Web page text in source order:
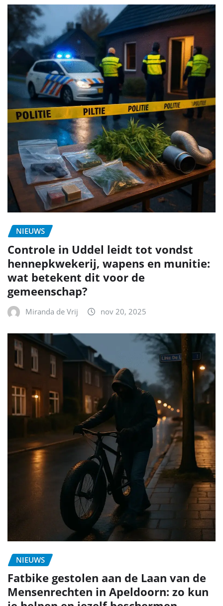
NIEUWS
Controle in Uddel leidt tot vondst
hennepkwekerij, wapens en munitie:
wat betekent dit voor de
gemeenschap?
Miranda de Vrij nov 20, 2025
NIEUWS
Fatbike gestolen aan de Laan van de
Mensenrechten in Apeldoorn: zo kun